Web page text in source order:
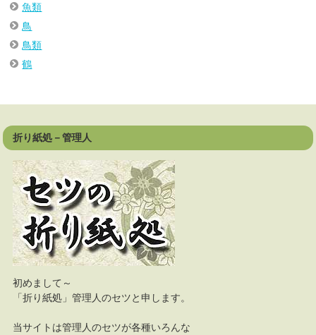
魚類
鳥
鳥類
鶴
折り紙処－管理人
初めまして～
「折り紙処」管理人のセツと申します。
当サイトは管理人のセツが各種いろんな